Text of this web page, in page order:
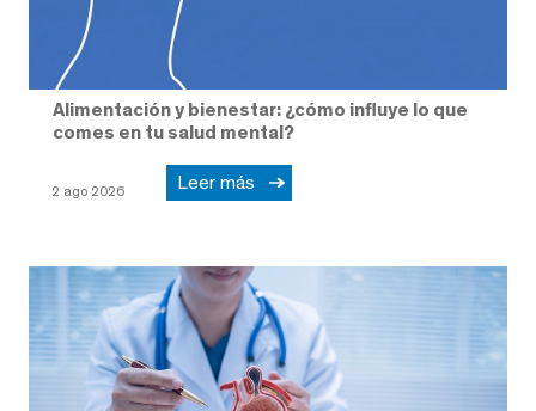
Alimentación y bienestar: ¿cómo influye lo que
comes en tu salud mental?
2 ago 2026 Leer más